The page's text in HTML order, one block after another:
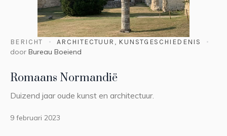
BERICHT ARCHITECTUUR , KUNSTGESCHIEDENIS
door Bureau Boeiend
Romaans Normandië
Duizend jaar oude kunst en architectuur.
9 februari 2023